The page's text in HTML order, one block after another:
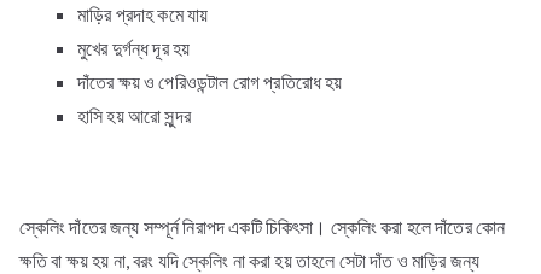
মাড়ির প্রদাহ কমে যায়
মুখের দুর্গন্ধ দূর হয়
দাঁতের ক্ষয় ও পেরিওডন্টাল রোগ প্রতিরোধ হয়
হাসি হয় আরো সুন্দর
স্কেলিং দাঁতের জন্য সম্পূর্ন নিরাপদ একটি চিকিৎসা। স্কেলিং করা হলে দাঁতের কোন
ক্ষতি বা ক্ষয় হয় না, বরং যদি স্কেলিং না করা হয় তাহলে সেটা দাঁত ও মাড়ির জন্য